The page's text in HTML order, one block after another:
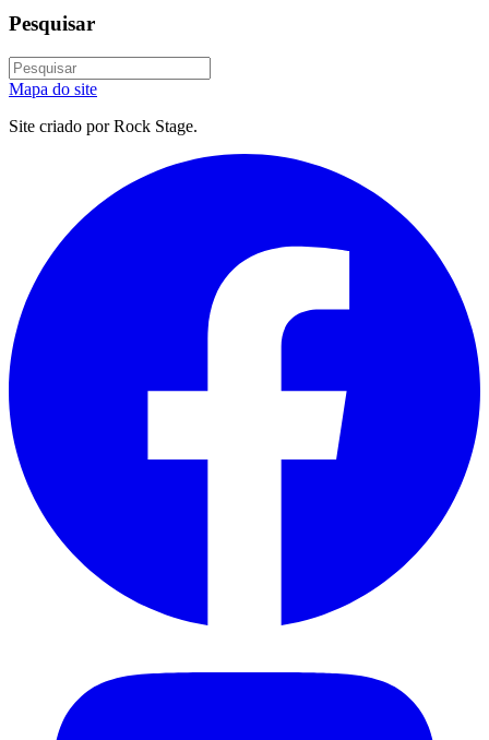
Pesquisar
Mapa do site
Site criado por Rock Stage.